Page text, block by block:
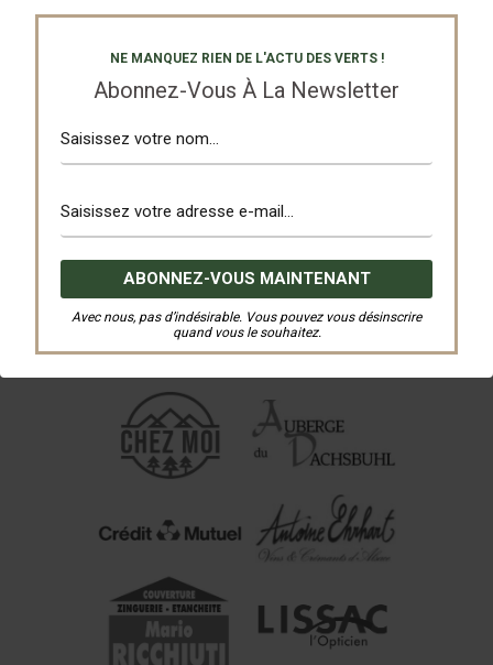
NE MANQUEZ RIEN DE L'ACTU DES VERTS !
Abonnez-Vous À La Newsletter
Avec nous, pas d’indésirable. Vous pouvez vous désinscrire
quand vous le souhaitez.